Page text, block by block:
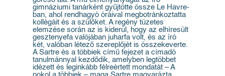
gimnáziumi tanárként gyűjtötte össze Le Havre-
ban, ahol rendhagyó óráival megbotránkoztatta
kollégáit és a szülőket. A regény tüzetes
elemzése során az is kiderül, hogy az elhíresült
gesztenyefa valójában juharfa volt, és az író
két, valóban létező szereplőjét is összekeverte.
A Sartre és a többiek című fejezet a címadó
tanulmánnyal kezdődik, amelyben legtöbbet
idézett és leginkább félreértett mondatát – A